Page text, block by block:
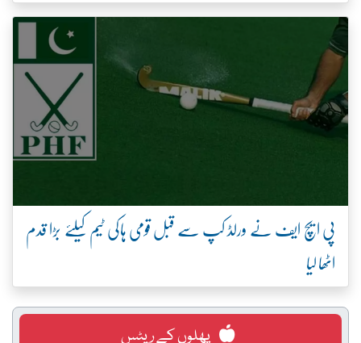
پی ایچ ایف نے ورلڈ کپ سے قبل قومی ہاکی ٹیم کیلئے بڑا قدم
اٹھا لیا
پھلوں کے ریٹس